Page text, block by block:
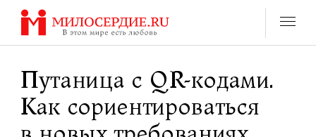
Перейти
содержанию
Путаница с QR-кодами.
Как сориентироваться